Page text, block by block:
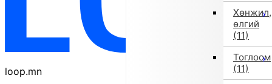
Хөнжил,
өлгий
(11)
Тоглоом
(11)
loop.mn